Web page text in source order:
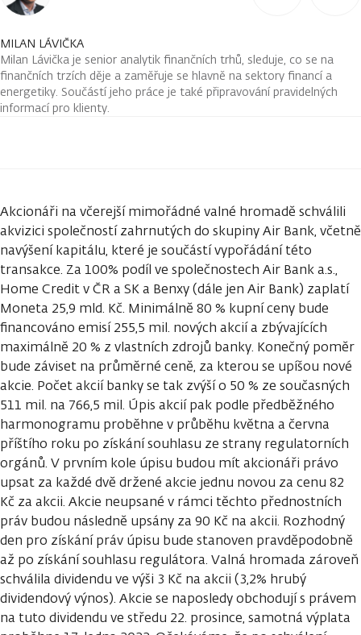
MILAN LÁVIČKA
Milan Lávička je senior analytik finančních trhů, sleduje, co se na
finančních trzích děje a zaměřuje se hlavně na sektory financí a
energetiky. Součástí jeho práce je také připravování pravidelných
informací pro klienty.
Akcionáři na včerejší mimořádné valné hromadě schválili
akvizici společností zahrnutých do skupiny Air Bank, včetně
navýšení kapitálu, které je součástí vypořádání této
transakce. Za 100% podíl ve společnostech Air Bank a.s.,
Home Credit v ČR a SK a Benxy (dále jen Air Bank) zaplatí
Moneta 25,9 mld. Kč. Minimálně 80 % kupní ceny bude
financováno emisí 255,5 mil. nových akcií a zbývajících
maximálně 20 % z vlastních zdrojů banky. Konečný poměr
bude záviset na průměrné ceně, za kterou se upíšou nové
akcie. Počet akcií banky se tak zvýší o 50 % ze současných
511 mil. na 766,5 mil. Úpis akcií pak podle předběžného
harmonogramu proběhne v průběhu května a června
příštího roku po získání souhlasu ze strany regulatorních
orgánů. V prvním kole úpisu budou mít akcionáři právo
upsat za každé dvě držené akcie jednu novou za cenu 82
Kč za akcii. Akcie neupsané v rámci těchto přednostních
práv budou následně upsány za 90 Kč na akcii. Rozhodný
den pro získání práv úpisu bude stanoven pravděpodobně
až po získání souhlasu regulátora. Valná hromada zároveň
schválila dividendu ve výši 3 Kč na akcii (3,2% hrubý
dividendový výnos). Akcie se naposledy obchodují s právem
na tuto dividendu ve středu 22. prosince, samotná výplata